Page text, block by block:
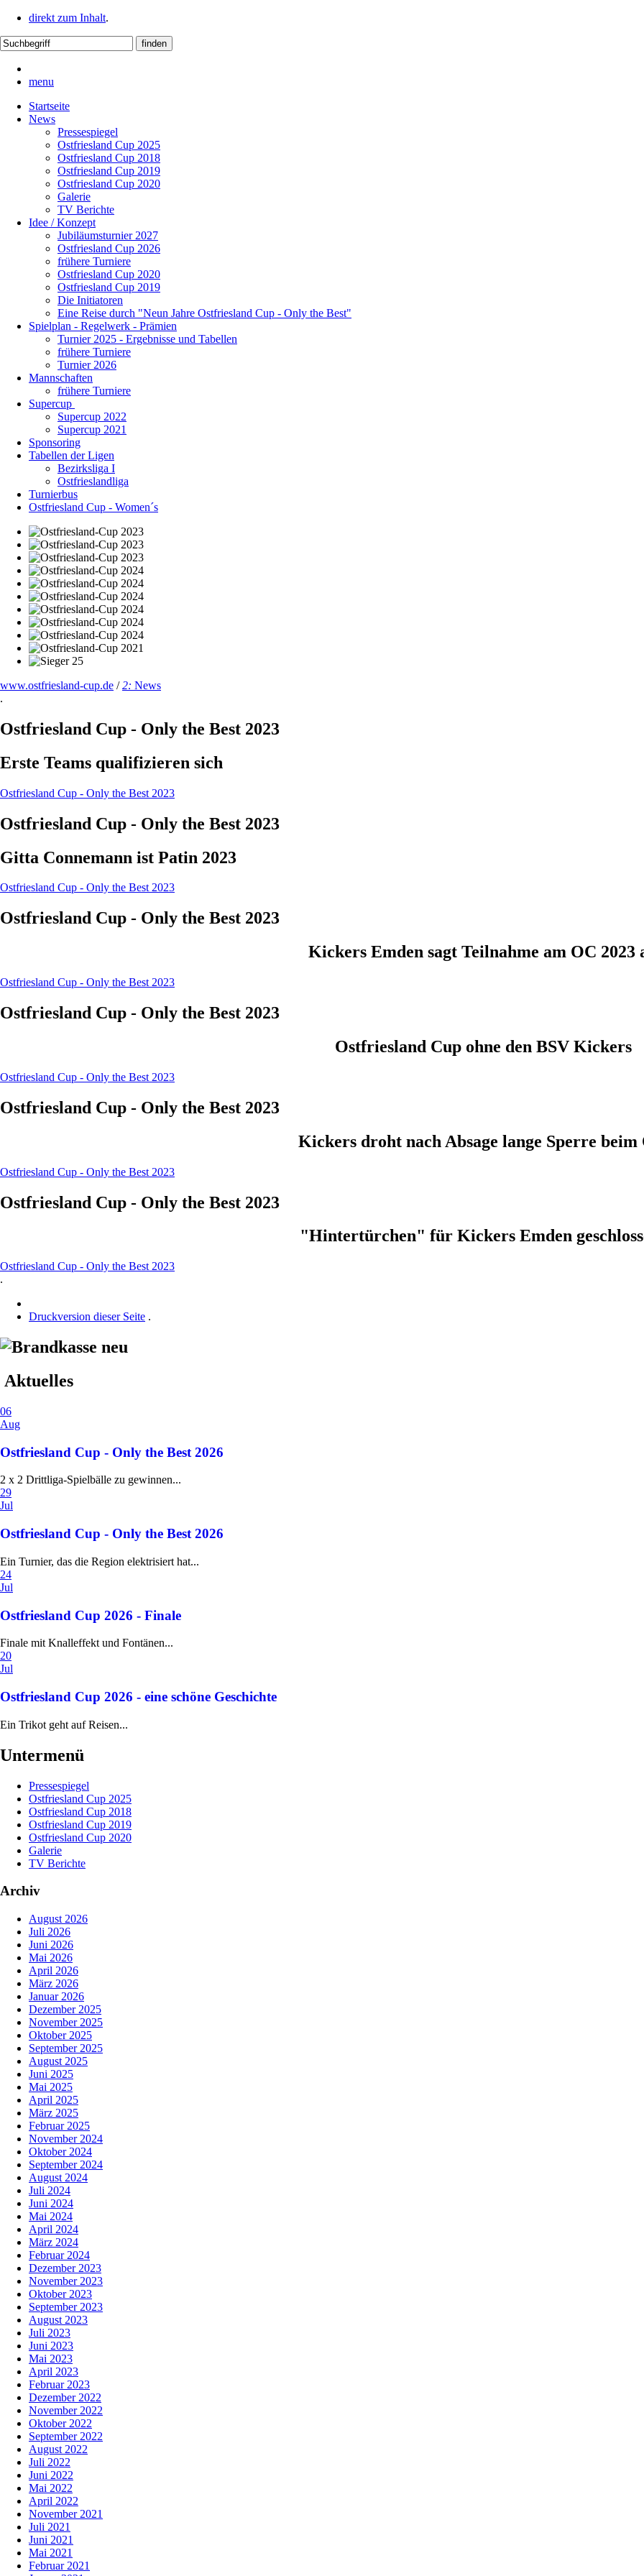
direkt zum Inhalt.
menu
Startseite
News
Pressespiegel
Ostfriesland Cup 2025
Ostfriesland Cup 2018
Ostfriesland Cup 2019
Ostfriesland Cup 2020
Galerie
TV Berichte
Idee / Konzept
Jubiläumsturnier 2027
Ostfriesland Cup 2026
frühere Turniere
Ostfriesland Cup 2020
Ostfriesland Cup 2019
Die Initiatoren
Eine Reise durch "Neun Jahre Ostfriesland Cup - Only the Best"
Spielplan - Regelwerk - Prämien
Turnier 2025 - Ergebnisse und Tabellen
frühere Turniere
Turnier 2026
Mannschaften
frühere Turniere
Supercup
Supercup 2022
Supercup 2021
Sponsoring
Tabellen der Ligen
Bezirksliga I
Ostfrieslandliga
Turnierbus
Ostfriesland Cup - Women´s
www.ostfriesland-cup.de /2: News
.
Ostfriesland Cup - Only the Best 2023
Erste Teams qualifizieren sich
Ostfriesland Cup - Only the Best 2023
Ostfriesland Cup - Only the Best 2023
Gitta Connemann ist Patin 2023
Ostfriesland Cup - Only the Best 2023
Ostfriesland Cup - Only the Best 2023
Kickers Emden sagt Teilnahme am OC 2023
Ostfriesland Cup - Only the Best 2023
Ostfriesland Cup - Only the Best 2023
Ostfriesland Cup ohne den BSV Kickers
Ostfriesland Cup - Only the Best 2023
Ostfriesland Cup - Only the Best 2023
Kickers droht nach Absage lange Sperre beim
Ostfriesland Cup - Only the Best 2023
Ostfriesland Cup - Only the Best 2023
"Hintertürchen" für Kickers Emden
Ostfriesland Cup - Only the Best 2023
.
Druckversion dieser Seite .
Aktuelles
06
Aug
Ostfriesland Cup - Only the Best 2026
2 x 2 Drittliga-Spielbälle zu gewinnen...
29
Jul
Ostfriesland Cup - Only the Best 2026
Ein Turnier, das die Region elektrisiert hat...
24
Jul
Ostfriesland Cup 2026 - Finale
Finale mit Knalleffekt und Fontänen...
20
Jul
Ostfriesland Cup 2026 - eine schöne Geschichte
Ein Trikot geht auf Reisen...
Untermenü
Pressespiegel
Ostfriesland Cup 2025
Ostfriesland Cup 2018
Ostfriesland Cup 2019
Ostfriesland Cup 2020
Galerie
TV Berichte
Archiv
August 2026
Juli 2026
Juni 2026
Mai 2026
April 2026
März 2026
Januar 2026
Dezember 2025
November 2025
Oktober 2025
September 2025
August 2025
Juni 2025
Mai 2025
April 2025
März 2025
Februar 2025
November 2024
Oktober 2024
September 2024
August 2024
Juli 2024
Juni 2024
Mai 2024
April 2024
März 2024
Februar 2024
Dezember 2023
November 2023
Oktober 2023
September 2023
August 2023
Juli 2023
Juni 2023
Mai 2023
April 2023
Februar 2023
Dezember 2022
November 2022
Oktober 2022
September 2022
August 2022
Juli 2022
Juni 2022
Mai 2022
April 2022
November 2021
Juli 2021
Juni 2021
Mai 2021
Februar 2021